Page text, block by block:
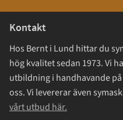
Kontakt
Hos Bernt i Lund hittar du
hög kvalitet sedan 1973. Vi
utbildning i handhavande
oss. Vi levererar även
vårt utbud här.